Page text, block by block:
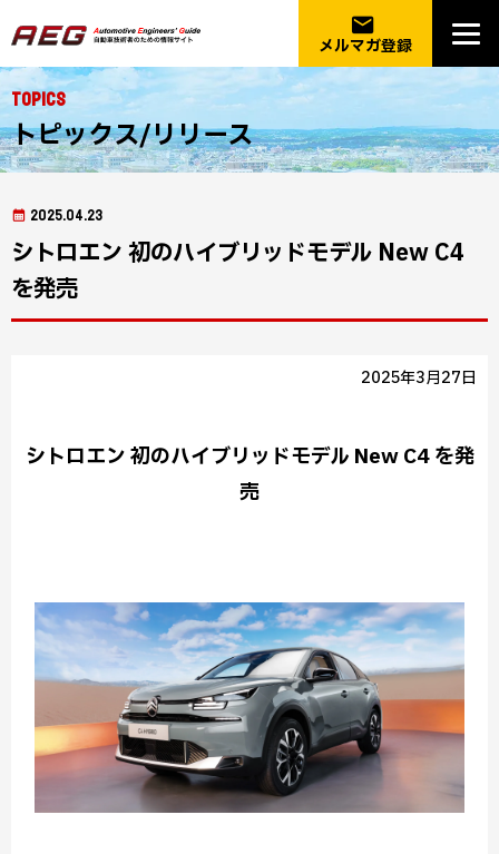
email
メルマガ登録
Topics
トピックス/リリース
2025.04.23
シトロエン 初のハイブリッドモデル New C4
を発売
2025年3月27日
シトロエン 初のハイブリッドモデル New C4 を発
売